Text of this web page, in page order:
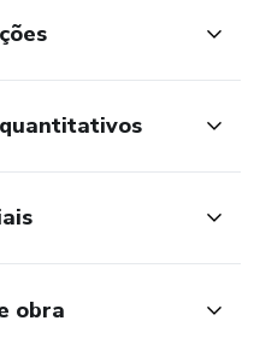
obra